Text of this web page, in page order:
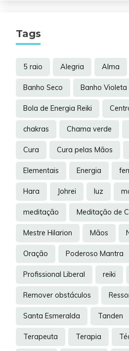
Tags
5 raio Alegria Alma
Banho Seco Banho Violeta
Bola de Energia Reiki
chakras Chama verde
Cura Cura pelas Mãos
Elementais Energia
Hara Johrei luz
meditação Meditação de
Mestre Hilarion Mãos
Oração Poderoso Mantra
Profissional Liberal reiki
Remover obstáculos
Santa Esmeralda Tanden
Terapeuta Terapia